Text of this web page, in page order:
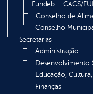
Fundeb – CACS/
Conselho de
Conselho
Secretarias
Administração
Desenvolvimento
Educação,
Finanças